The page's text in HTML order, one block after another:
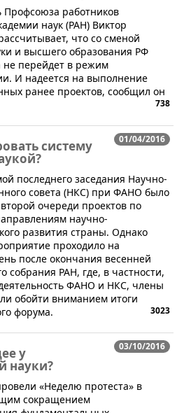
Профсоюза работников
наук (РАН) Виктор
что со сменой
и высшего образования РФ
перейдет в режим
И надеется на выполнение
ранее проектов, сообщил он
738
01/04/2016
систему
последнего заседания Научно-
совета (НКС) при ФАНО было
очереди проектов по
научно-
развития страны. Однако
проходило на
после окончания весенней
собрания РАН, где, в частности,
ФАНО и НКС, члены
обойти вниманием итоги
форума.
3023
03/10/2016
у
науки?
«Неделю протеста» в
сокращением